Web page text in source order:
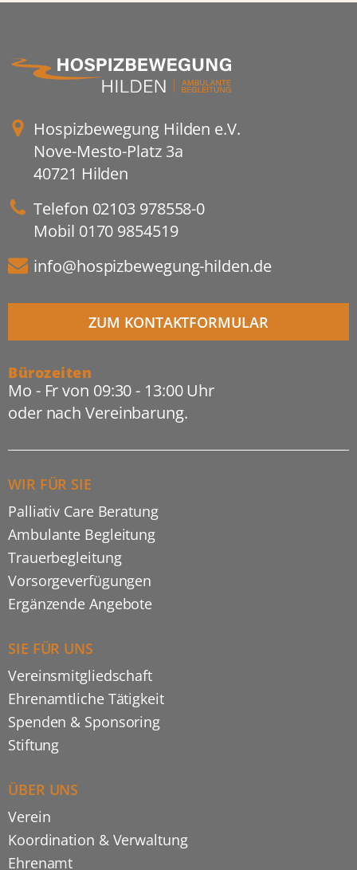
Hospizbewegung Hilden e.V.
Nove-Mesto-Platz 3a
40721 Hilden
Telefon 02103 978558-0
Mobil 0170 9854519
info@hospizbewegung-hilden.de
ZUM KONTAKTFORMULAR
Bürozeiten
Mo - Fr von 09:30 - 13:00 Uhr
oder nach Vereinbarung.
WIR FÜR SIE
Palliativ Care Beratung
Ambulante Begleitung
Trauerbegleitung
Vorsorgeverfügungen
Ergänzende Angebote
SIE FÜR UNS
Vereinsmitgliedschaft
Ehrenamtliche Tätigkeit
Spenden & Sponsoring
Stiftung
ÜBER UNS
Verein
Koordination & Verwaltung
Ehrenamt